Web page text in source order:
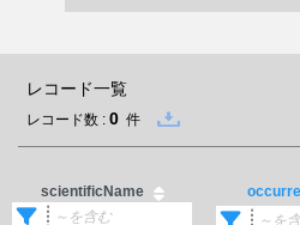
レコード一覧
レコード数 : 0 件
scientificName